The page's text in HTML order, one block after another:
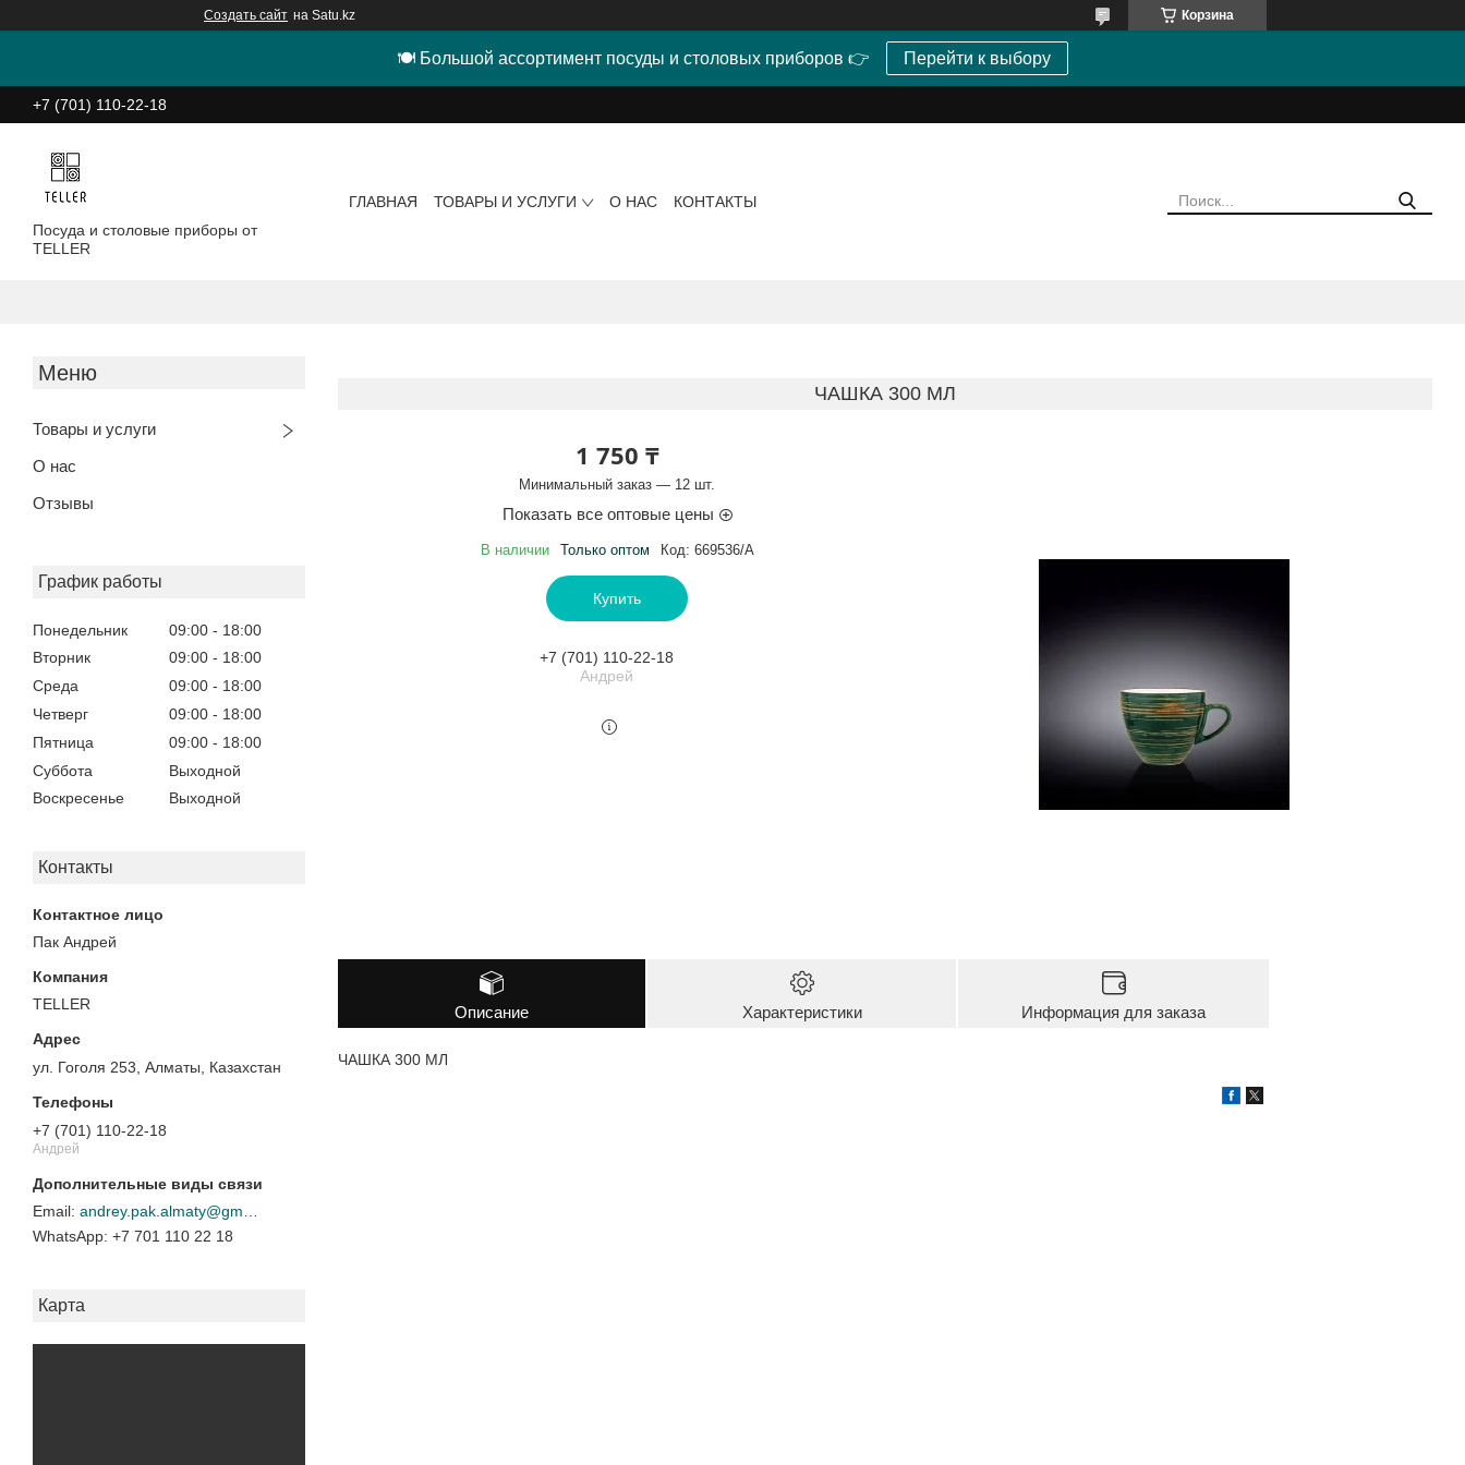
Создать сайт на Satu.kz Корзина
🍽 Большой ассортимент посуды и столовых приборов 👉 Перейти к выбору
+7 (701) 110-22-18
Посуда и столовые приборы от
TELLER
ГЛАВНАЯ ТОВАРЫ И УСЛУГИ О НАС КОНТАКТЫ
Товары и услуги
О нас
Отзывы
График работы
Понедельник 09:00
18:00
Вторник
09:00
18:00
Среда
09:00
18:00
Четверг
09:00
18:00
Пятница
09:00
18:00
Суббота
Выходной
Воскресенье
Выходной
Контакты
Пак Андрей
TELLER
ул. Гоголя 253, Алматы, Казахстан
+7 (701) 110-22-18
Андрей
+7 701 110 22 18
Карта
ЧАШКА 300 МЛ
1 750 ₸
Минимальный заказ — 12 шт.
Показать все оптовые цены
В наличии Только оптом Код: 669536/А
Купить
+7 (701) 110-22-18
Андрей
Описание Характеристики Информация для заказа
ЧАШКА 300 МЛ